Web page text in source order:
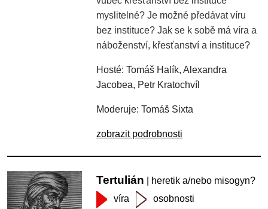
myslitelné? Je možné předávat víru
bez instituce? Jak se k sobě má víra a
náboženství, křesťanství a instituce?
Hosté: Tomáš Halík, Alexandra
Jacobea, Petr Kratochvíl
Moderuje: Tomáš Sixta
zobrazit podrobnosti
Tertulián | heretik a/nebo misogyn?
víra
osobnosti